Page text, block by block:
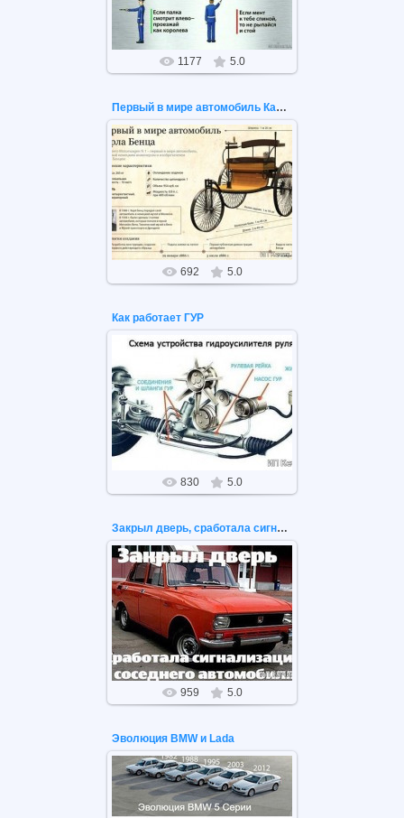
1177 5.0
Первый в мире автомобиль Карла Бенца
17.10.2020
Первый в мире автомобиль Карла
Бенца
692 5.0
Как работает ГУР
04.07.2020
Схема работы ГУР
830 5.0
Закрыл дверь, сработала сигнализация соседнего автомобиля
24.05.2020
Закрыл дверь, сработала
сигнализация соседнего
автомобиля
959 5.0
Эволюция BMW и Lada
16.05.2020